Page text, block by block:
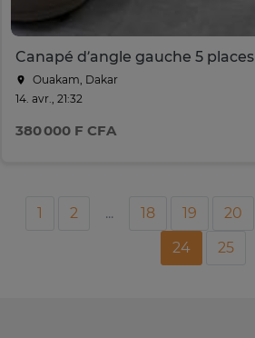
Canapé d’angle gauche 5 places
Ouakam, Dakar
14. avr., 21:32
380 000 F CFA
1 2 ... 18 19 20
24
25